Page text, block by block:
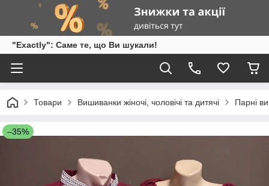
"Exactly": Саме те, що Ви шукали!
Товари Вишиванки жіночі, чоловічі та дитячі Парні
–35%